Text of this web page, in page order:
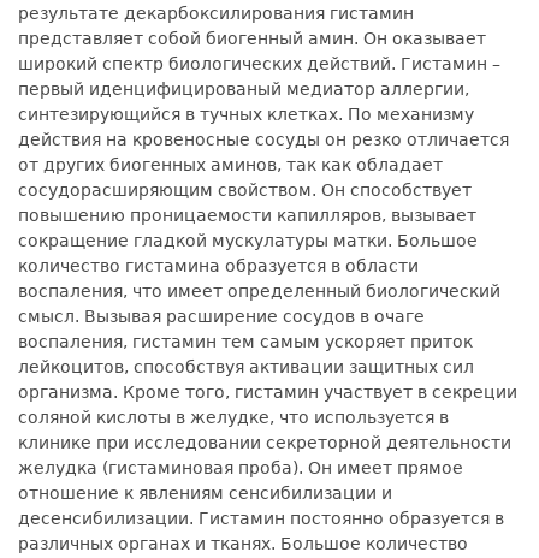
результате декарбоксилирования гистамин
представляет собой биогенный амин. Он оказывает
широкий спектр биологических действий. Гистамин –
первый иденцифицированый медиатор аллергии,
синтезирующийся в тучных клетках. По механизму
действия на кровеносные сосуды он резко отличается
от других биогенных аминов, так как обладает
сосудорасширяющим свойством. Он способствует
повышению проницаемости капилляров, вызывает
сокращение гладкой мускулатуры матки. Большое
количество гистамина образуется в области
воспаления, что имеет определенный биологический
смысл. Вызывая расширение сосудов в очаге
воспаления, гистамин тем самым ускоряет приток
лейкоцитов, способствуя активации защитных сил
организма. Кроме того, гистамин участвует в секреции
соляной кислоты в желудке, что используется в
клинике при исследовании секреторной деятельности
желудка (гистаминовая проба). Он имеет прямое
отношение к явлениям сенсибилизации и
десенсибилизации. Гистамин постоянно образуется в
различных органах и тканях. Большое количество